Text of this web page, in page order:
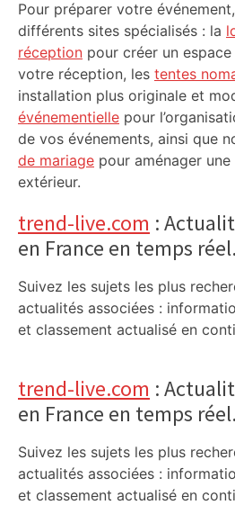
Pour préparer votre
différents sites spécialisés : la
réception pour créer un
votre réception, les tentes
installation plus originale et
événementielle pour
de vos événements, ainsi que
de mariage pour aménager
extérieur.
trend-live.com :
en France en temps réel.
Suivez les sujets les plus
actualités associées :
et classement actualisé en
trend-live.com :
en France en temps réel.
Suivez les sujets les plus
actualités associées :
et classement actualisé en